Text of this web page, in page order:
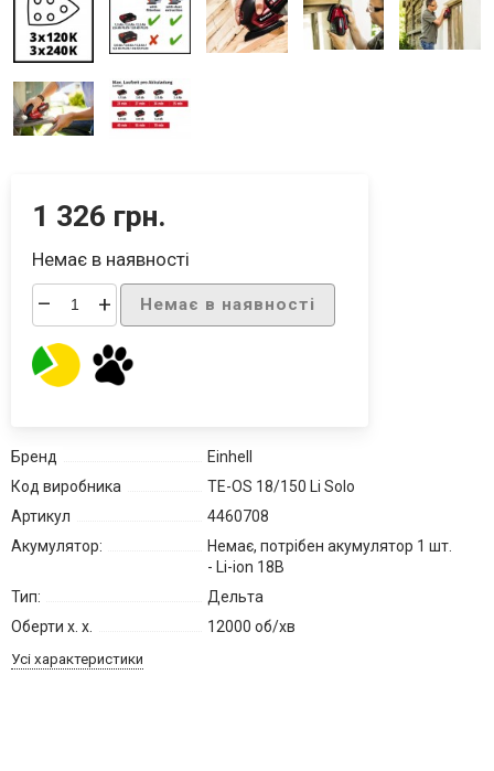
1 326 грн.
Немає в наявності
– + Немає в наявності
Бренд
Einhell
Код виробника
TE-OS 18/150 Li Solo
Артикул
4460708
Акумулятор:
Немає, потрібен акумулятор 1 шт.
- Li-ion 18В
Тип:
Дельта
Оберти х. х.
12000 об/хв
Усі характеристики